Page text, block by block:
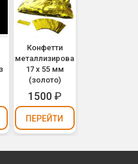
Конфетти
металлизированное
17 х 55 мм
(золото)
1500₽
ПЕРЕЙТИ